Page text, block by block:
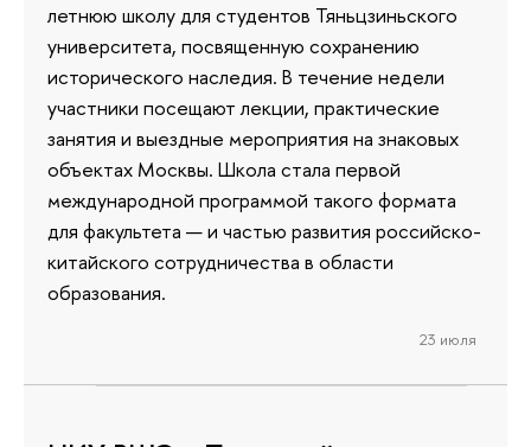
летнюю школу для студентов Тяньцзиньского
университета, посвященную сохранению
исторического наследия. В течение недели
участники посещают лекции, практические
занятия и выездные мероприятия на знаковых
объектах Москвы. Школа стала первой
международной программой такого формата
для факультета — и частью развития российско-
китайского сотрудничества в области
образования.
23 июля